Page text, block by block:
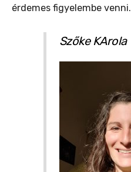
érdemes figyelembe venni.
Szőke KArola